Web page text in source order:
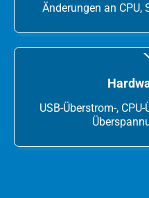
Änderungen an CPU,
USB-Überstrom-,